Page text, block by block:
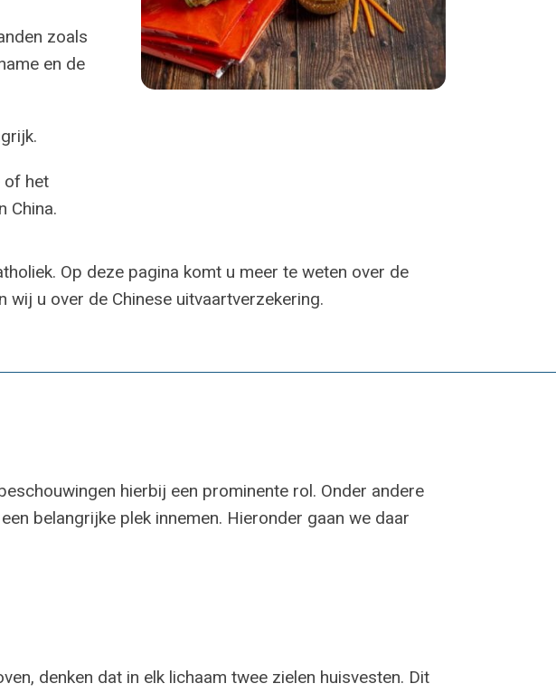
zoals
en de
of het
China.
Op deze pagina komt u meer te weten over de
u over de Chinese uitvaartverzekering.
hierbij een prominente rol. Onder andere
belangrijke plek innemen. Hieronder gaan we daar
denken dat in elk lichaam twee zielen huisvesten. Dit